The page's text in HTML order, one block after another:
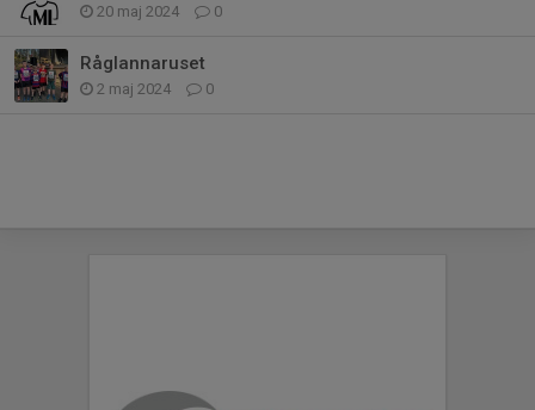
20 maj 2024 0
Råglannaruset
2 maj 2024 0